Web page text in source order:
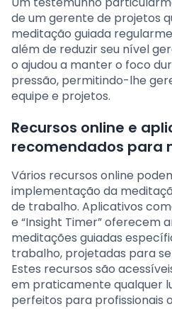
de um gerente de projetos
meditação guiada
além de reduzir seu nível
o ajudou a manter o foco
pressão, permitindo-lhe
equipe e projetos.
Recursos online e
recomendados para
Vários recursos online
implementação da
de trabalho. Aplicativos
e “Insight Timer” oferecem
meditações guiadas
trabalho, projetadas para
Estes recursos são
em praticamente qualquer
perfeitos para profissionais